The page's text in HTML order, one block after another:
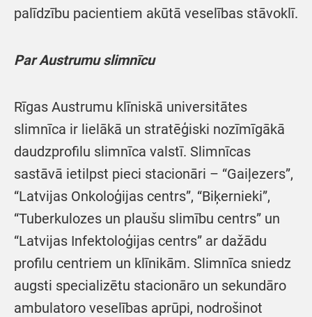
palīdzību pacientiem akūtā veselības stāvoklī.
Par Austrumu slimnīcu
Rīgas Austrumu klīniskā universitātes
slimnīca ir lielākā un stratēģiski nozīmīgākā
daudzprofilu slimnīca valstī. Slimnīcas
sastāvā ietilpst pieci stacionāri – “Gaiļezers”,
“Latvijas Onkoloģijas centrs”, “Biķernieki”,
“Tuberkulozes un plaušu slimību centrs” un
“Latvijas Infektoloģijas centrs” ar dažādu
profilu centriem un klīnikām. Slimnīca sniedz
augsti specializētu stacionāro un sekundāro
ambulatoro veselības aprūpi, nodrošinot